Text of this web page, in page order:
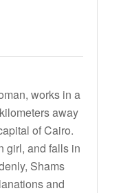
works in a
away
of Cairo.
girl, and falls in
Shams
and